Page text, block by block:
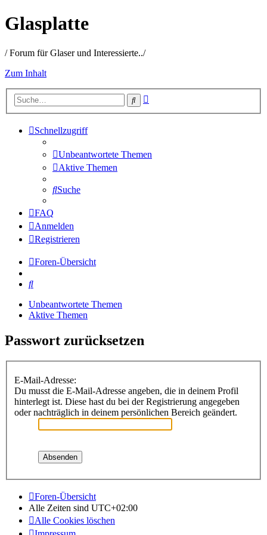
Glasplatte
/ Forum für Glaser und Interessierte../
Zum Inhalt
Suche
Schnellzugriff
Unbeantwortete Themen
Aktive Themen
Suche
FAQ
Anmelden
Registrieren
Foren-Übersicht
Suche
Unbeantwortete Themen
Aktive Themen
Passwort zurücksetzen
E-Mail-Adresse:
Du musst die E-Mail-Adresse angeben, die in deinem Profil
hinterlegt ist. Diese hast du bei der Registrierung angegeben
oder nachträglich in deinem persönlichen Bereich geändert.
Foren-Übersicht
Alle Zeiten sind UTC+02:00
Alle Cookies löschen